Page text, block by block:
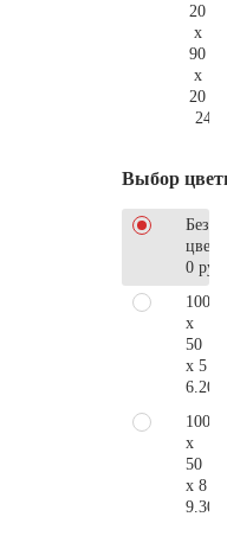
20
x
90
x
20
Выбор
Без
0 руб.
100
x
50
x 5
100
x
50
x 8